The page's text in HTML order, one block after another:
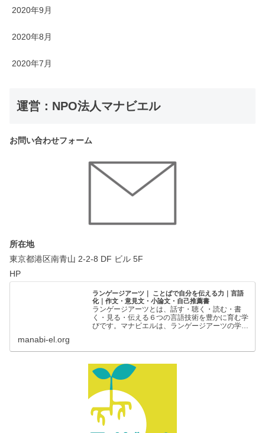
2020年9月
2020年8月
2020年7月
運営：NPO法人マナビエル
お問い合わせフォーム
所在地
東京都港区南青山 2-2-8 DF ビル 5F
HP
ランゲージアーツ｜ ことばで自分を伝える力｜言語
化｜作文・意見文・小論文・自己推薦書
ランゲージアーツとは、話す・聴く・読む・書
く・見る・伝える６つの言語技術を豊かに育む学
びです。マナビエルは、ランゲージアーツの学び
分を伝える力｜ランゲー…
manabi-el.org